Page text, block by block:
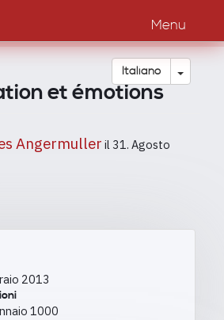
Menu
Italiano Toggle
et émotions
Angermuller il 31. Agosto
2013
1000